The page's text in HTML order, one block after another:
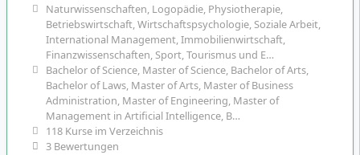
Naturwissenschaften, Logopädie, Physiotherapie,
Betriebswirtschaft, Wirtschaftspsychologie, Soziale Arbeit,
International Management, Immobilienwirtschaft,
Finanzwissenschaften, Sport, Tourismus und E…
Bachelor of Science, Master of Science, Bachelor of Arts,
Bachelor of Laws, Master of Arts, Master of Business
Administration, Master of Engineering, Master of
Management in Artificial Intelligence, B…
118 Kurse im Verzeichnis
3 Bewertungen